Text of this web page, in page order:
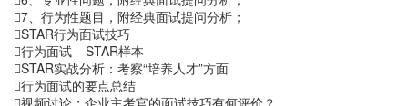
7、行为性题目，附经典面试提问分析；
STAR行为面试技巧
行为面试---STAR样本
STAR实战分析：考察“培养人才”方面
行为面试的要点总结
视频讨论：企业主考官的面试技巧有何评价？